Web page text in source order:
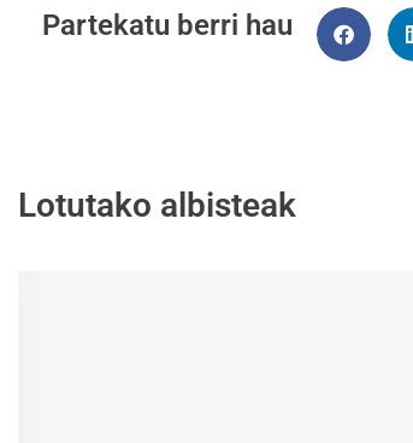
Partekatu berri hau
Lotutako albisteak